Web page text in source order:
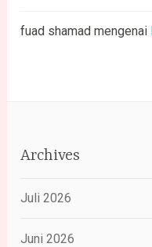
fuad shamad mengenai
Archives
Juli 2026
Juni 2026